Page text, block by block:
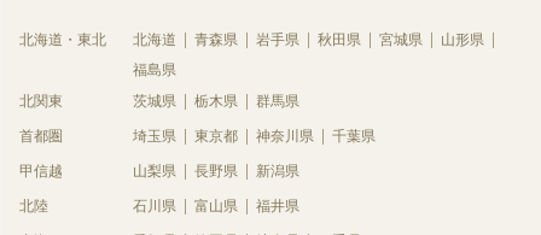
北海道・東北 北海道 青森県 岩手県 秋田県 宮城県
山形県
福島県
北関東
茨城県 栃木県 群馬県
首都圏 埼玉県 東京都 神奈川県 千葉県
甲信越 山梨県 長野県 新潟県
北陸 石川県 富山県 福井県